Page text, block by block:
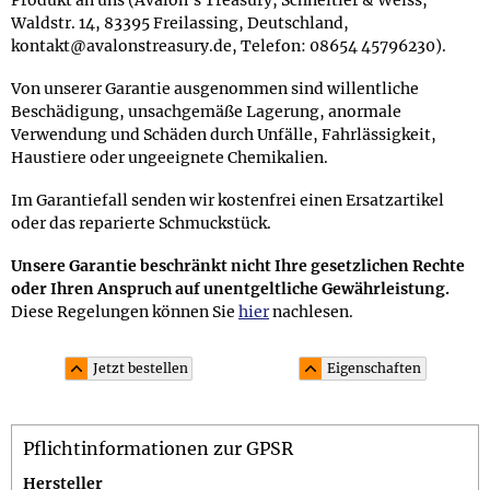
Waldstr. 14, 83395 Freilassing, Deutschland,
kontakt@avalonstreasury.de, Telefon: 08654 45796230).
Von unserer Garantie ausgenommen sind willentliche
Beschädigung, unsachgemäße Lagerung, anormale
Verwendung und Schäden durch Unfälle, Fahrlässigkeit,
Haustiere oder ungeeignete Chemikalien.
Im Garantiefall senden wir kostenfrei einen Ersatzartikel
oder das reparierte Schmuckstück.
Unsere Garantie beschränkt nicht Ihre gesetzlichen Rechte
oder Ihren Anspruch auf unentgeltliche Gewährleistung.
Diese Regelungen können Sie hiernachlesen.
Jetzt bestellen Eigenschaften
Material: Splitter in Honig bis hin zu dunklem Cognac aus
unbehandeltem baltischen Bernstein; die Perlenkette auf
Pflichtinformationen zur GPSR
Hersteller